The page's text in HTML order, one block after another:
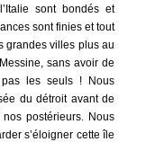
sont bondés et
sont finies et tout
grandes villes plus au
sans avoir de
les seuls ! Nous
du détroit avant de
postérieurs. Nous
s’éloigner cette île